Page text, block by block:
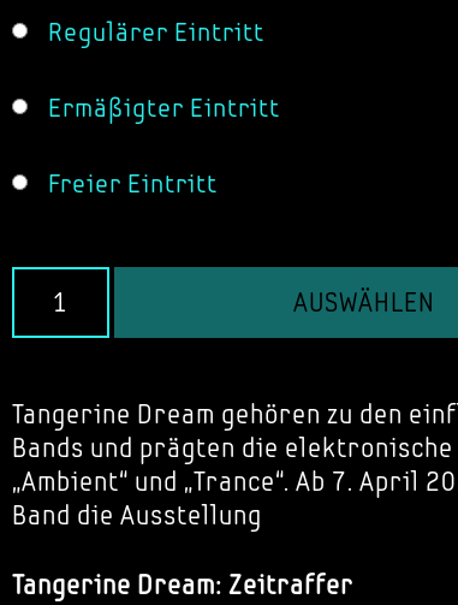
Regulärer Eintritt
Ermäßigter Eintritt
Freier Eintritt
AUSWÄHLEN
Tangerine Dream gehören zu den
Bands und prägten die
„Ambient“ und „Trance“. Ab 7. April
Band die Ausstellung
Tangerine Dream: Zeitraffer